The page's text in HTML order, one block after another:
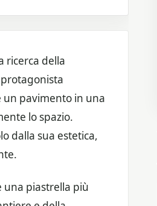
ricerca della
un pavimento in una
lo spazio.
dalla sua estetica,
una piastrella più